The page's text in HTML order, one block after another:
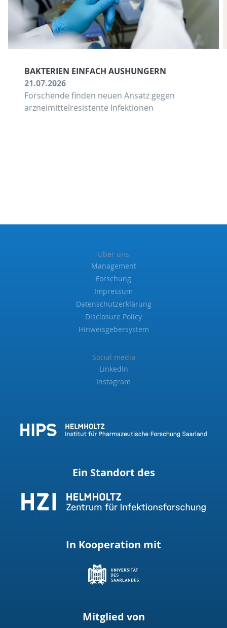
BAKTERIEN EINFACH AUSHUNGERN
21.07.2026
Forschende finden neuen Ansatz gegen
arzneimittelresistente Infektionen
Über uns
Management
Forschung
Impressum
Datenschutzerklärung
Disclosure Policy
Hinweisgebersystem
Social media
LinkedIn
Instagram
Ein Standort des
In Kooperation mit
Mitglied von